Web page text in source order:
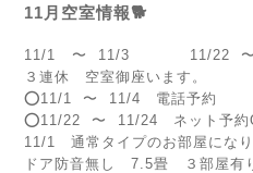
11月空室情報🐕️
11/1 〜 11/3 11/22 〜
３連休 空室御座います。
⭕️11/1 〜 11/4 電話予約
⭕️11/22 〜 11/24 ネット予約
11/1 通常タイプのお部屋になり
ドア防音無し 7.5畳 ３部屋有